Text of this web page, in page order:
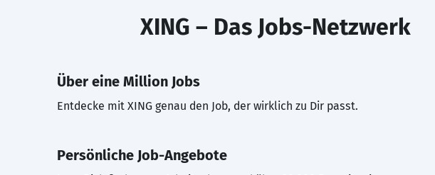
XING – Das Jobs-Netzwerk
Über eine Million Jobs
Entdecke mit XING genau den Job, der wirklich zu Dir passt.
Persönliche Job-Angebote